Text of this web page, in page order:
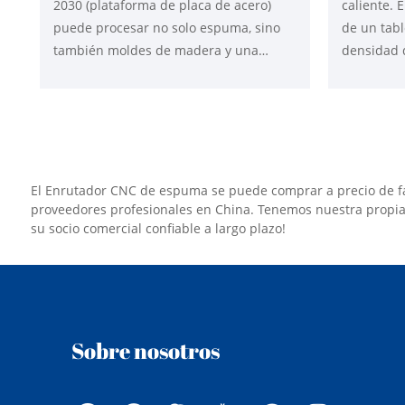
2030 (plataforma de placa de acero)
puede procesar no solo espuma, sino
también moldes de madera y una
procesar diferentes materiales. El
cuerpo adopta encimeras de hierro
fundido o placa de acero para
caliente.
de un
densidad
espuma.
El Enrutador CNC de espuma se puede comprar a precio
proveedores profesionales en China. Tenemos nuestra
su socio comercial confiable a largo plazo!
Sobre nosotros